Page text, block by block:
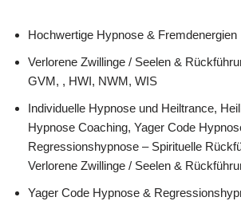
Hochwertige Hypnose & Fremdenergien
Verlorene Zwillinge / Seelen &
GVM, , HWI, NWM, WIS
Individuelle Hypnose und Heiltrance,
Hypnose Coaching, Yager Code
Regressionshypnose – Spirituelle
Verlorene Zwillinge / Seelen &
Yager Code Hypnose &